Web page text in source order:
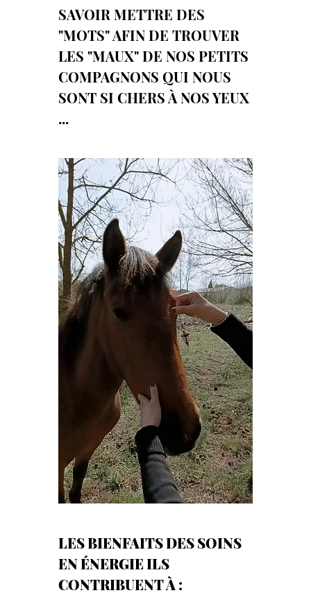
SAVOIR METTRE DES
"MOTS" AFIN DE TROUVER
LES "MAUX" DE NOS PETITS
COMPAGNONS QUI NOUS
SONT SI CHERS À NOS YEUX
...
LES BIENFAITS DES SOINS
EN ÉNERGIE ILS
CONTRIBUENT À :